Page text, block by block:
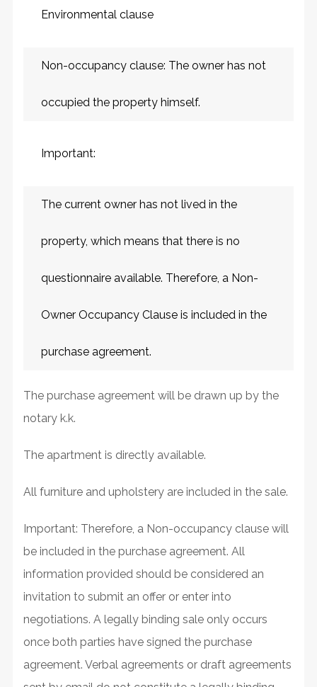
Environmental clause
Non-occupancy clause: The owner has not
occupied the property himself.
Important:
The current owner has not lived in the
property, which means that there is no
questionnaire available. Therefore, a Non-
Owner Occupancy Clause is included in the
purchase agreement.
The purchase agreement will be drawn up by the
notary k.k.
The apartment is directly available.
All furniture and upholstery are included in the sale.
Important: Therefore, a Non-occupancy clause will
be included in the purchase agreement. All
information provided should be considered an
invitation to submit an offer or enter into
negotiations. A legally binding sale only occurs
once both parties have signed the purchase
agreement. Verbal agreements or draft agreements